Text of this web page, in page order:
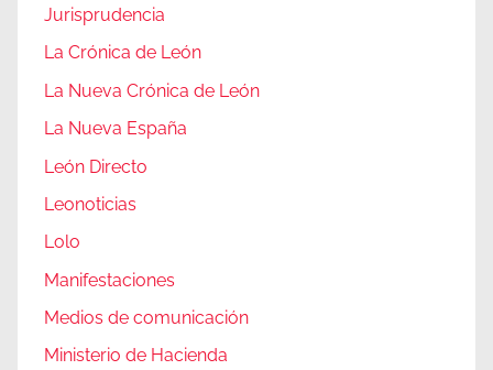
Jurisprudencia
La Crónica de León
La Nueva Crónica de León
La Nueva España
León Directo
Leonoticias
Lolo
Manifestaciones
Medios de comunicación
Ministerio de Hacienda